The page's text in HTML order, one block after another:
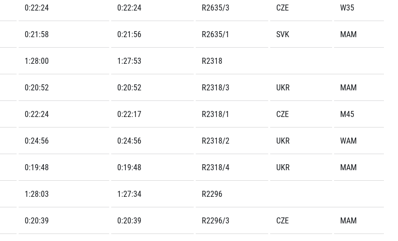
0:22:24 0:22:24 R2635/3 CZE W35
0:21:58 0:21:56 R2635/1 SVK MAM
1:28:00 1:27:53 R2318
0:20:52 0:20:52 R2318/3 UKR MAM
0:22:24 0:22:17 R2318/1 CZE M45
0:24:56 0:24:56 R2318/2 UKR WAM
0:19:48 0:19:48 R2318/4 UKR MAM
1:28:03 1:27:34 R2296
0:20:39 0:20:39 R2296/3 CZE MAM